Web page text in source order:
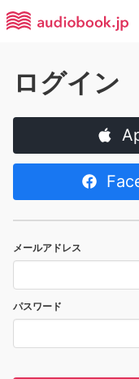
ログイン
メールアドレス
パスワード